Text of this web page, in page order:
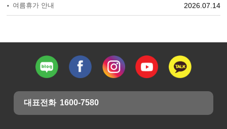
· 여름휴가 안내 2026.07.14
대표전화 1600-7580